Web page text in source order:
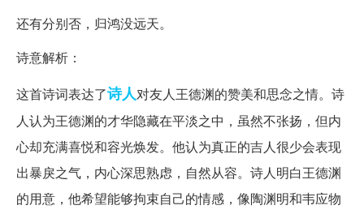
还有分别否，归鸿没远天。
诗意解析：
这首诗词表达了诗人对友人王德渊的赞美和思念之情。诗
人认为王德渊的才华隐藏在平淡之中，虽然不张扬，但内
心却充满喜悦和容光焕发。他认为真正的吉人很少会表现
出暴戾之气，内心深思熟虑，自然从容。诗人明白王德渊
的用意，他希望能够拘束自己的情感，像陶渊明和韦应物